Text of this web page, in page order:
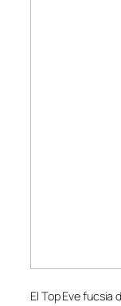
El Top Eve fucsia